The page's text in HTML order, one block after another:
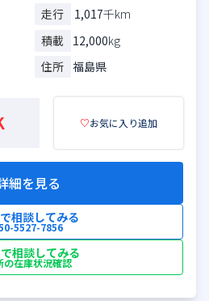
走行 1,017千km
積載 12,000kg
住所 福島県
♡お気に入り追加
細を見る
相談してみる
5527-7856
相談してみる
の在庫状況確認